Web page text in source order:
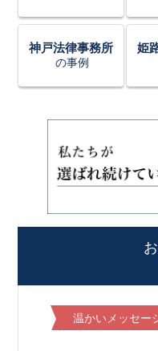
神戸法律事務所
の事例
姫
温かいメッセー